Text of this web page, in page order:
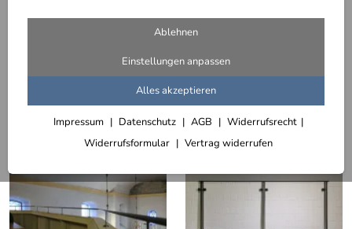
Ablehnen
Einstellungen anpassen
Alles akzeptieren
Impressum Datenschutz AGB
Widerrufsrecht
Widerrufsformular
Vertrag widerrufen
Brüstungsgeländer aus Stahl, klar
Filter (2) Sortieren